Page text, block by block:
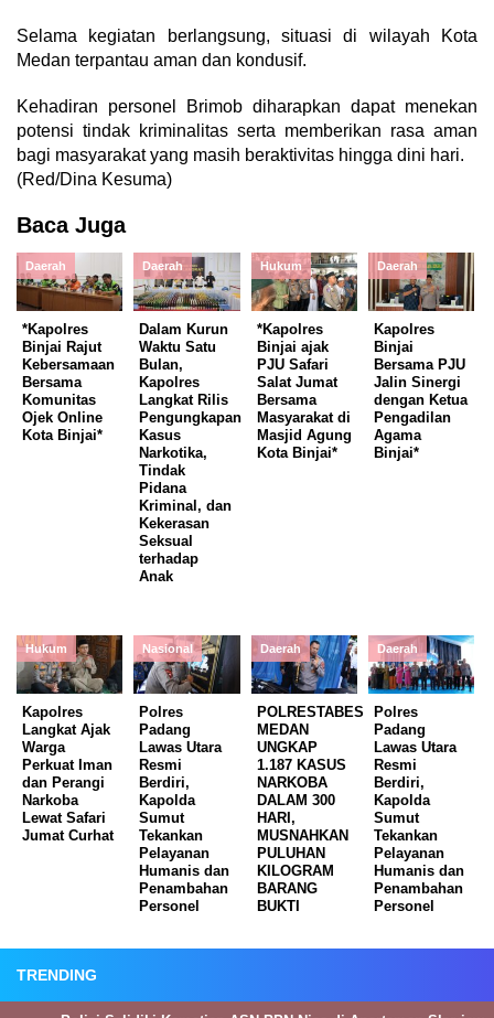
Selama kegiatan berlangsung, situasi di wilayah Kota
Medan terpantau aman dan kondusif.
Kehadiran personel Brimob diharapkan dapat menekan
potensi tindak kriminalitas serta memberikan rasa aman
bagi masyarakat yang masih beraktivitas hingga dini hari.
(Red/Dina Kesuma)
Baca Juga
Daerah
*Kapolres
Binjai Rajut
Kebersamaan
Bersama
Komunitas
Ojek Online
Kota Binjai*
Daerah
Dalam Kurun
Waktu Satu
Bulan,
Kapolres
Langkat Rilis
Pengungkapan
Kasus
Narkotika,
Tindak
Pidana
Kriminal, dan
Kekerasan
Seksual
terhadap
Anak
Hukum
*Kapolres
Binjai ajak
PJU Safari
Salat Jumat
Bersama
Masyarakat di
Masjid Agung
Kota Binjai*
Daerah
Kapolres
Binjai
Bersama PJU
Jalin Sinergi
dengan Ketua
Pengadilan
Agama
Binjai*
Hukum
Kapolres
Langkat Ajak
Warga
Perkuat Iman
dan Perangi
Narkoba
Lewat Safari
Jumat Curhat
Nasional
Polres
Padang
Lawas Utara
Resmi
Berdiri,
Kapolda
Sumut
Tekankan
Pelayanan
Humanis dan
Penambahan
Personel
Daerah
POLRESTABES
MEDAN
UNGKAP
1.187 KASUS
NARKOBA
DALAM 300
HARI,
MUSNAHKAN
PULUHAN
KILOGRAM
BARANG
BUKTI
Daerah
Polres
Padang
Lawas Utara
Resmi
Berdiri,
Kapolda
Sumut
Tekankan
Pelayanan
Humanis dan
Penambahan
Personel
TRENDING